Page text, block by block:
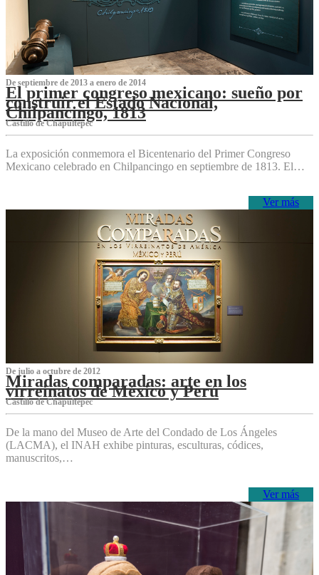
De septiembre de 2013 a enero de 2014
El primer congreso mexicano: sueño por
construir el Estado Nacional,
Chilpancingo, 1813
Castillo de Chapultepec
La exposición conmemora el Bicentenario del Primer Congreso
Mexicano celebrado en Chilpancingo en septiembre de 1813. El…
Ver más
De julio a octubre de 2012
Miradas comparadas: arte en los
virreinatos de México y Perú
Castillo de Chapultepec
De la mano del Museo de Arte del Condado de Los Ángeles
(LACMA), el INAH exhibe pinturas, esculturas, códices,
manuscritos,…
Ver más